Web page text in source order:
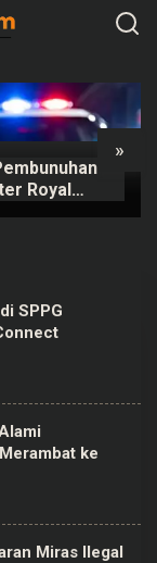
»
Royal
SPPG
ke
Miras Ilegal